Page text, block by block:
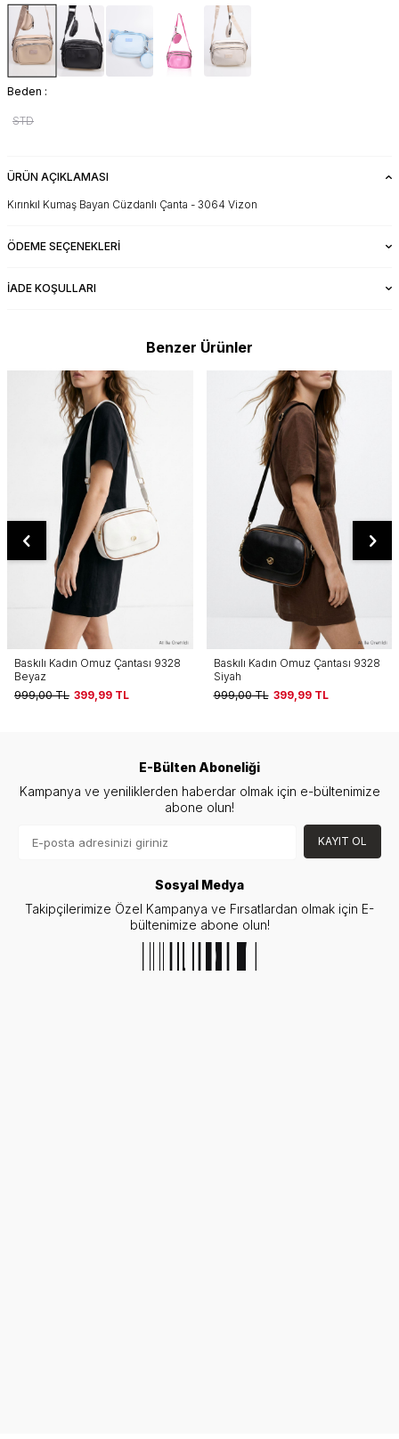
Beden :
STD
ÜRÜN AÇIKLAMASI
Kırınkıl Kumaş Bayan Cüzdanlı Çanta - 3064 Vizon
ÖDEME SEÇENEKLERI
İADE KOŞULLARI
Benzer Ürünler
Baskılı Kadın Omuz Çantası 9328
Siyah
999,00TL 399,99
Ayarlanabilir Askılı Kadın Omuz
Çanta 9333 Siyah
999,00 TL 399,99
E-Bülten Aboneliği
Kampanya ve yeniliklerden haberdar olmak için e-bültenimize
abone olun!
KAYIT OL
Sosyal Medya
Takipçilerimize Özel Kampanya ve Fırsatlardan olmak için E-
bültenimize abone olun!